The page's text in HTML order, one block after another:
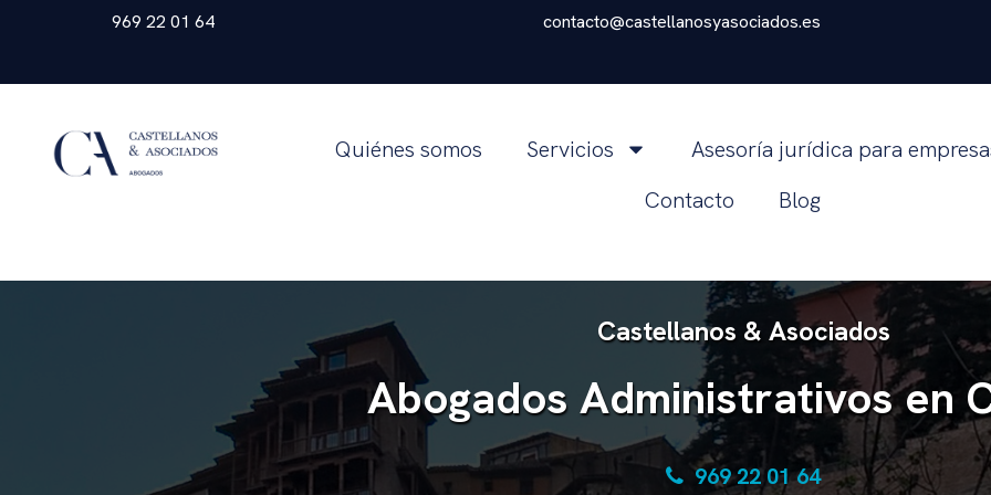
969 22 01 64 contacto@castellanosyasociados.es
Quiénes somos Servicios
Asesoría jurídica para
Contacto
Blog
Castellanos & Asociados
Abogados Administrativos en
969 22 01 64